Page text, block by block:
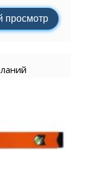
просмотр